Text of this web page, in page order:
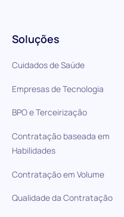
Soluções
Cuidados de Saúde
Empresas de Tecnologia
BPO e Terceirização
Contratação baseada em
Habilidades
Contratação em Volume
Qualidade da Contratação